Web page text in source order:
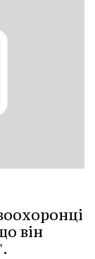
він